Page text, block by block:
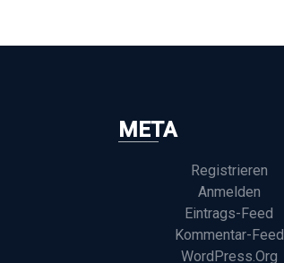
META
Registrieren
Anmelden
Eintrags-Feed
Kommentar-Feed
WordPress.org